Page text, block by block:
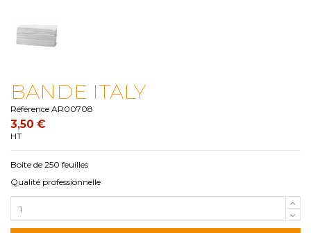
BANDE ITALY
Référence AR00708
3,50 €
HT
Boite de 250 feuilles
Qualité professionnelle